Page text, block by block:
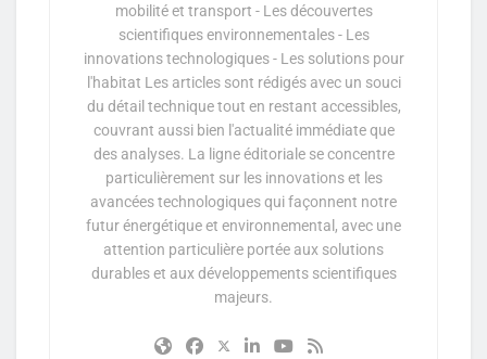
mobilité et transport - Les découvertes
scientifiques environnementales - Les
innovations technologiques - Les solutions pour
l'habitat Les articles sont rédigés avec un souci
du détail technique tout en restant accessibles,
couvrant aussi bien l'actualité immédiate que
des analyses. La ligne éditoriale se concentre
particulièrement sur les innovations et les
avancées technologiques qui façonnent notre
futur énergétique et environnemental, avec une
attention particulière portée aux solutions
durables et aux développements scientifiques
majeurs.